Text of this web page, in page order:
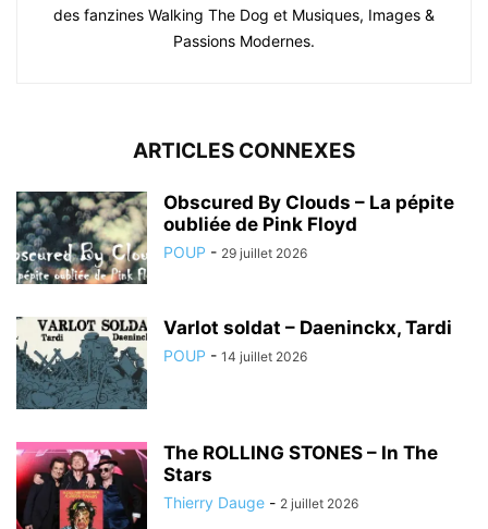
des fanzines Walking The Dog et Musiques, Images &
Passions Modernes.
ARTICLES CONNEXES
Obscured By Clouds – La pépite
oubliée de Pink Floyd
POUP - 29 juillet 2026
Varlot soldat – Daeninckx, Tardi
POUP - 14 juillet 2026
The ROLLING STONES – In The
Stars
Thierry Dauge - 2 juillet 2026